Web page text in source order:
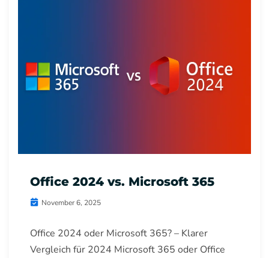
Office 2024 vs. Microsoft 365
November 6, 2025
Office 2024 oder Microsoft 365? – Klarer
Vergleich für 2024 Microsoft 365 oder Office